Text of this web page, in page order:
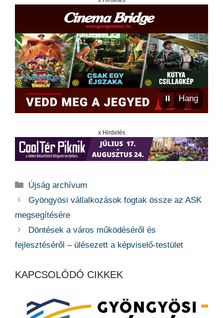
⏸ Hang
x Hirdetés
Kategória
Újság archívum
Gyöngyösi vállalkozások fogtak össze az ASK
megsegítésére
Döntések a város működéséről és
fejlesztéséről – ülésezett a képviselő-testület
KAPCSOLÓDÓ CIKKEK